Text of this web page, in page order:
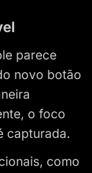
parece
novo botão
o foco
capturada.
como